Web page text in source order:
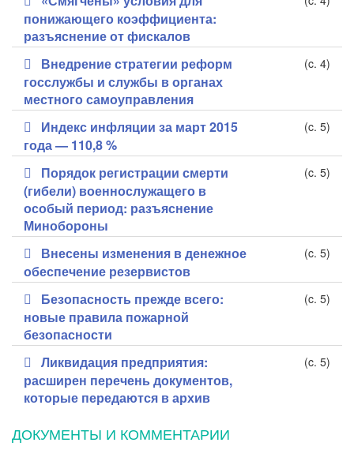
понижающего коэффициента:
разъяснение от фискалов
Внедрение стратегии реформ
госслужбы и службы в органах
местного самоуправления
(c. 4)
Индекс инфляции за март 2015
года — 110,8 %
(c. 5)
Порядок регистрации смерти
(гибели) военнослужащего в
особый период: разъяснение
Минобороны
(c. 5)
Внесены изменения в денежное
обеспечение резервистов
(c. 5)
Безопасность прежде всего:
новые правила пожарной
безопасности
(c. 5)
Ликвидация предприятия:
расширен перечень документов,
которые передаются в архив
(c. 5)
ДОКУМЕНТЫ И КОММЕНТАРИИ